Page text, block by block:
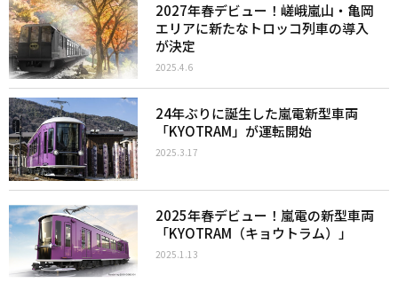
2027年春デビュー！嵯峨嵐山・亀岡
エリアに新たなトロッコ列車の導入
が決定
2025.4.6
24年ぶりに誕生した嵐電新型車両
「KYOTRAM」が運転開始
2025.3.17
2025年春デビュー！嵐電の新型車両
「KYOTRAM（キョウトラム）」
2025.1.13